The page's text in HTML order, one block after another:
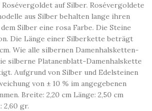
auf Silber. Rosévergoldete
aus Silber behalten lange ihren
Silber eine rosa Farbe. Die Steine
Die Länge einer Silberkette beträgt
Wie alle silbernen Damenhalsketten-
silberne Platanenblatt-Damenhalskette
Aufgrund von Silber und Edelsteinen
von ± 10 % im angegebenen
Breite: 2,20 cm Länge: 2,50 cm
2,60 gr.